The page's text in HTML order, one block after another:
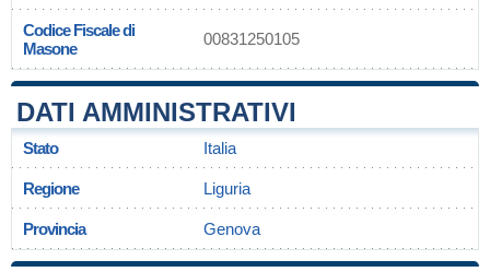
Codice Fiscale di
Masone
00831250105
DATI AMMINISTRATIVI
Stato Italia
Regione Liguria
Provincia Genova